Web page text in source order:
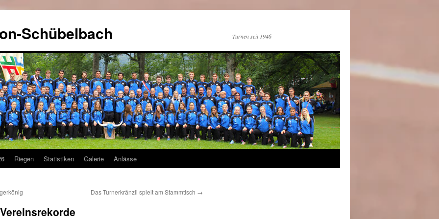
Schübelbach Turnen seit 1946
Riegen Statistiken Galerie Anlässe
Das Turnerkränzli spielt am Stammtisch →